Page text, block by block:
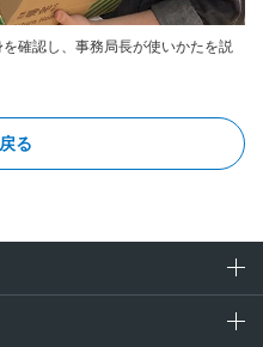
確認し、事務局長が使いかたを説
る